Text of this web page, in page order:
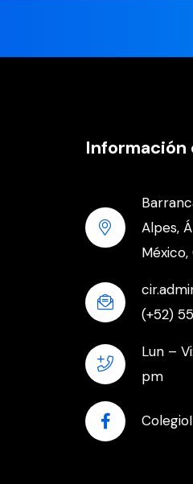
Alpes,
México,
(+52)
Lun –
pm